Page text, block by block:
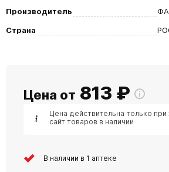
Производитель
Страна
Цена от 813 ₽
Цена действительна только при
сайт товаров в наличии
В наличии в 1 аптеке